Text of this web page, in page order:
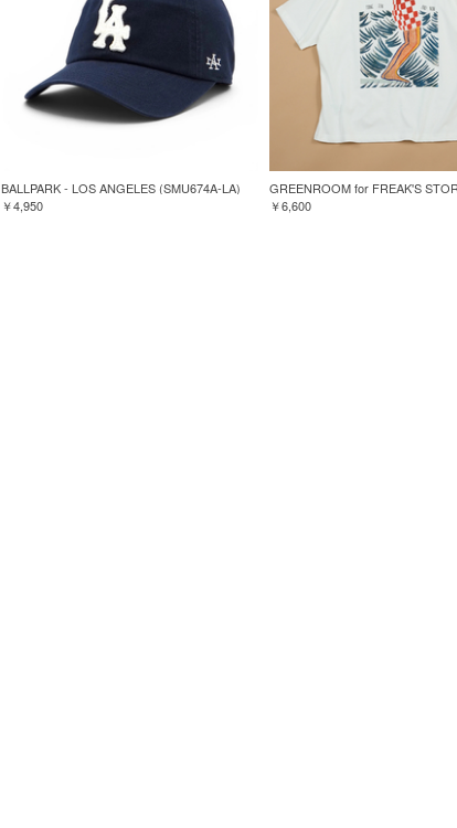
BALLPARK - LOS ANGELES (SMU674A-LA)
￥4,950
￥6,600